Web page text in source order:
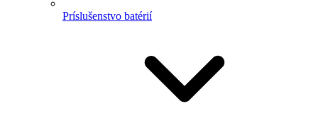
Príslušenstvo batérií